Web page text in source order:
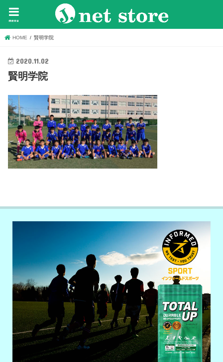
menu
HOME 賢明学院
2020.11.02
賢明学院